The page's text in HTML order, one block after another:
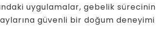
uygulamalar, gebelik sürecinin
güvenli bir doğum deneyimi